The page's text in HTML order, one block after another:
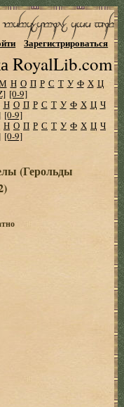
RoyalLib.com
Зарегистрироваться
Н О П Р С Т У Ф Х Ц
[0-9]
Н О П Р С Т У Ф Х Ц Ч
[0-9]
Н О П Р С Т У Ф Х Ц Ч
[0-9]
(Герольды